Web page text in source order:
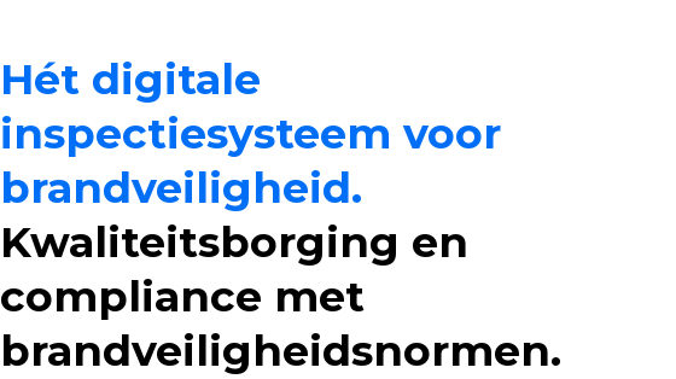
Hét digitale
inspectiesysteem voor
brandveiligheid.
Kwaliteitsborging en
compliance met
brandveiligheidsnormen.